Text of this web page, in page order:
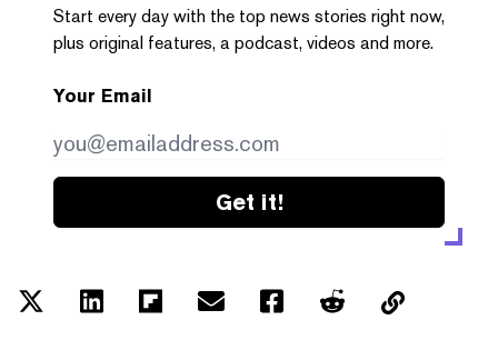
Start every day with the top news stories right now,
plus original features, a podcast, videos and more.
Your Email
Get it!